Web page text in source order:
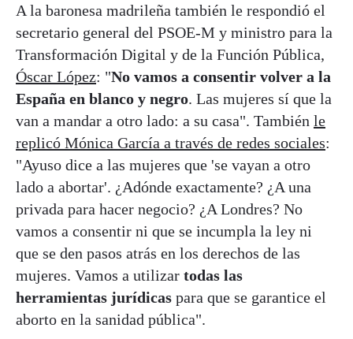
A la baronesa madrileña también le respondió el
secretario general del PSOE-M y ministro para la
Transformación Digital y de la Función Pública,
Óscar López: "No vamos a consentir volver a la
España en blanco y negro. Las mujeres sí que la
van a mandar a otro lado: a su casa". También le
replicó Mónica García a través de redes sociales:
"Ayuso dice a las mujeres que 'se vayan a otro
lado a abortar'. ¿Adónde exactamente? ¿A una
privada para hacer negocio? ¿A Londres? No
vamos a consentir ni que se incumpla la ley ni
que se den pasos atrás en los derechos de las
mujeres. Vamos a utilizar todas las
herramientas jurídicas para que se garantice el
aborto en la sanidad pública".